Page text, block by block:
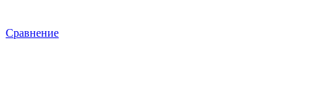
Сравнение